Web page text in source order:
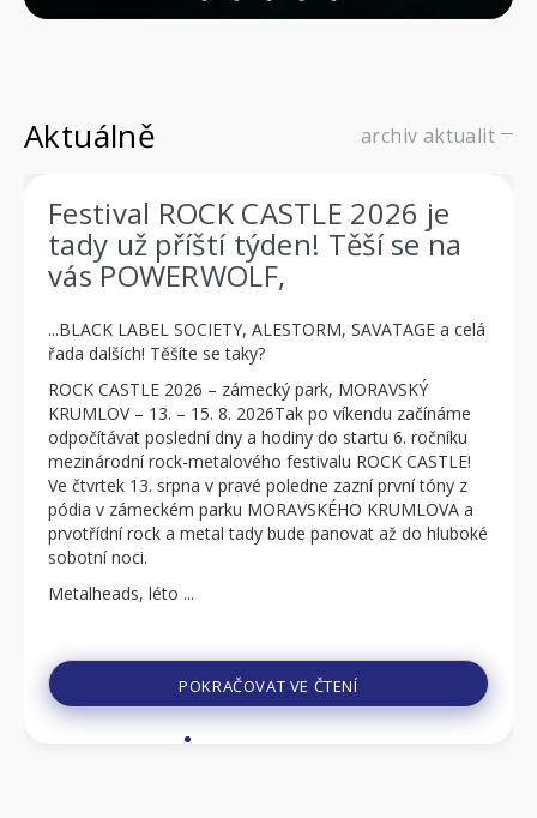
Aktuálně archiv aktualit
Festival ROCK CASTLE 2026 je
tady už příští týden! Těší se na
vás POWERWOLF,
...BLACK LABEL SOCIETY, ALESTORM, SAVATAGE a celá
řada dalších! Těšíte se taky?
ROCK CASTLE 2026 – zámecký park, MORAVSKÝ
KRUMLOV – 13. – 15. 8. 2026Tak po víkendu začínáme
odpočítávat poslední dny a hodiny do startu 6. ročníku
mezinárodní rock-metalového festivalu ROCK CASTLE!
Ve čtvrtek 13. srpna v pravé poledne zazní první tóny z
pódia v zámeckém parku MORAVSKÉHO KRUMLOVA a
prvotřídní rock a metal tady bude panovat až do hluboké
sobotní noci.
Metalheads, léto ...
POKRAČOVAT VE ČTENÍ